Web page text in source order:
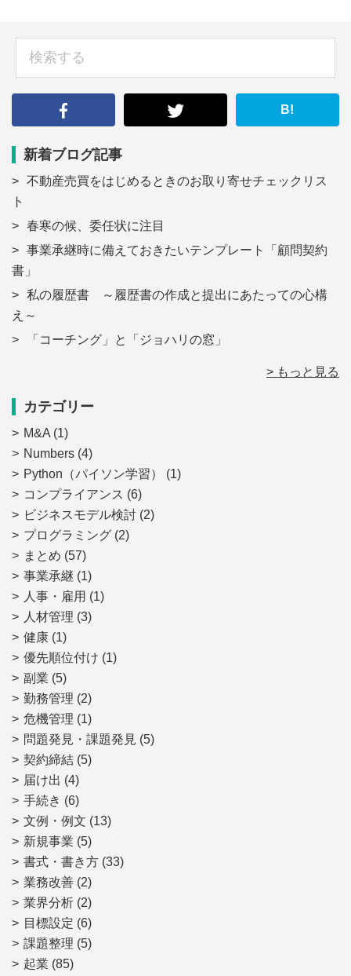
B!
新着ブログ記事
不動産売買をはじめるときのお取り寄せチェックリス
ト
春寒の候、委任状に注目
事業承継時に備えておきたいテンプレート「顧問契約
書」
私の履歴書 ～履歴書の作成と提出にあたっての心構
え～
「コーチング」と「ジョハリの窓」
> もっと見る
カテゴリー
M&A (1)
Numbers (4)
Python（パイソン学習）
(1)
コンプライアンス (6)
ビジネスモデル検討 (2)
プログラミング (2)
まとめ (57)
事業承継 (1)
人事・雇用 (1)
人材管理 (3)
健康 (1)
優先順位付け (1)
副業 (5)
勤務管理 (2)
危機管理 (1)
問題発見・課題発見 (5)
契約締結 (5)
届け出 (4)
手続き (6)
文例・例文 (13)
新規事業 (5)
書式・書き方 (33)
業務改善 (2)
業界分析 (2)
目標設定 (6)
課題整理 (5)
起業 (85)